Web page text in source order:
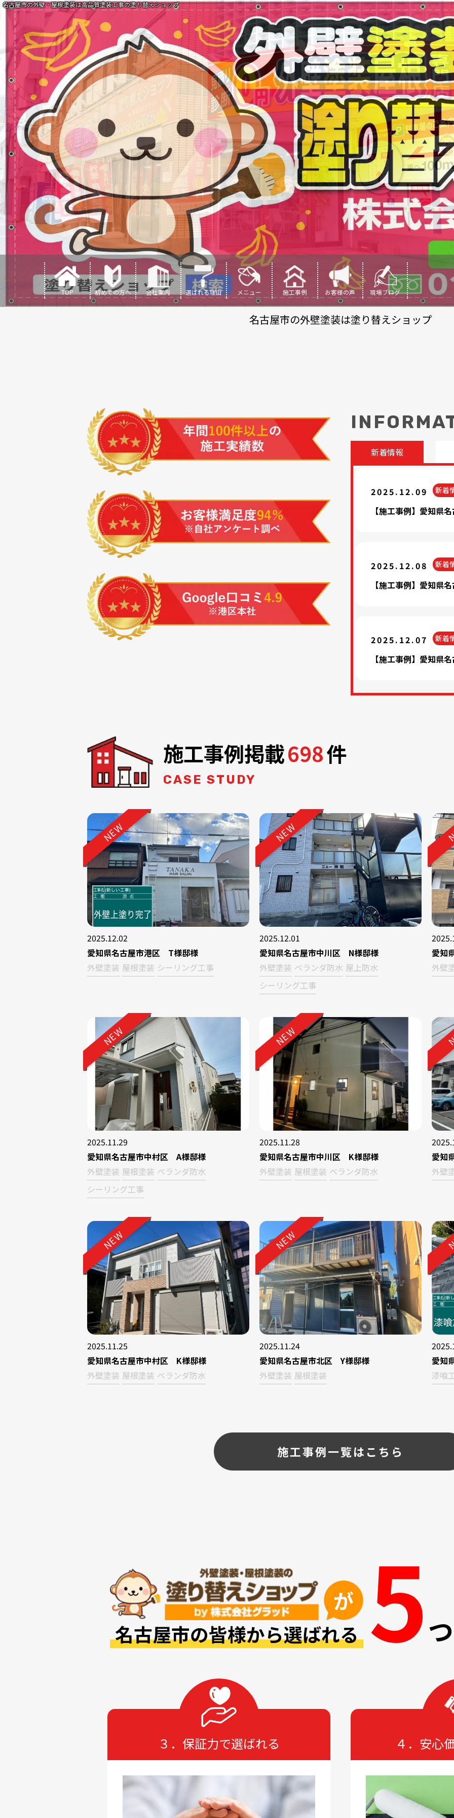
名古屋市の外壁・屋根塗装は高品質塗装工事の塗り替えショップ
TOP 初めての方へ 会社案内 選ばれる理由 メニュー 施工事例 お客様の声 現場ブログ
名古屋市の外壁塗装は塗り替えショップ
新着情報
2025.12.09 新着
【施工事例】愛知県
2025.12.08 新着
【施工事例】愛知県
2025.12.07 新着
【施工事例】愛知県
施工事例掲載698件
CASE STUDY
2025.12.02
愛知県名古屋市港区 T様邸様
外壁塗装 屋根塗装 シーリング工事
NEW
2025.12.01
愛知県名古屋市中川区 N様邸様
外壁塗装 ベランダ防水 屋上防水
シーリング工事
NEW
愛知
外壁
2025.11.29
愛知県名古屋市中村区 A様邸様
外壁塗装 屋根塗装 ベランダ防水
シーリング工事
NEW
2025.11.28
愛知県名古屋市中川区 K様邸様
外壁塗装 屋根塗装 ベランダ防水
NEW
愛知
外壁
2025.11.25
愛知県名古屋市中村区 K様邸様
外壁塗装 屋根塗装 ベランダ防水
NEW
2025.11.24
愛知県名古屋市北区 Y様邸様
外壁塗装 屋根塗装
NEW
愛知
漆喰
施工事例一覧はこちら
が
名古屋市の皆様から選ばれる 5
３．保証力で選ばれる ４．安心